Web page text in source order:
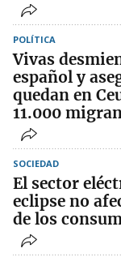
POLÍTICA
Vivas
español y
quedan en
11.000
SOCIEDAD
El sector
eclipse no
de los